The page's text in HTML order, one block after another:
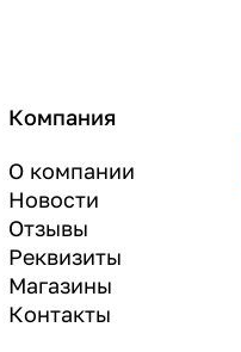
Компания
О компании
Новости
Отзывы
Реквизиты
Магазины
Контакты